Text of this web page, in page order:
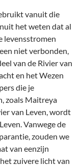
vanuit die
het weten dat al
levensstromen
niet verbonden,
van de Rivier van
en het Wezen
die je
zoals Maitreya
van Leven, wordt
Vanwege de
zouden we
van eenzijn
zuivere licht van